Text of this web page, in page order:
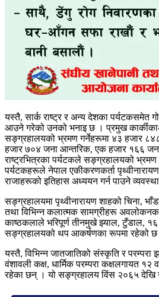
यस्तै, सार्क राष्ट्र र अन्य देशका पर्यटकसमेत
आउने गरेको उनको भनाइ छ । प्रमुख
सङ्ग्रहालयको भ्रमण गर्नेहरूमा ४३ हजार
हजार ७०४ जना आन्तरिक, एक हजार १६६
राष्ट्रभित्रका पर्यटकले सङ्ग्रहालयको
पर्यटकहरूले नेपाल एकीकरणकर्ता
राजाहरूको इतिहास अध्ययन गर्न पाउने
सङ्ग्रहालयमा पृथ्वीनारायण शाहको चिना,
तथा विभिन्न कलात्मक सामग्रीहरू
काष्ठकलाले भरिपूर्ण तीनमुखे झ्याल, टुँडाल,
सङ्ग्रहालयको थप आकर्षणका रूपमा रहेको छ
यस्तै, विभिन्न जातजातिको संस्कृति र परम्परा
वंशावली कक्ष, धार्मिक परम्परा कक्षलगायत १२
रहेका छन् । यो सङ्ग्रहालय विंस २०६५ देखि